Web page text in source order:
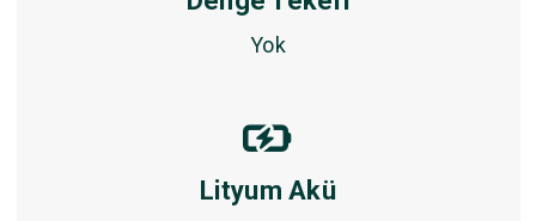
Yok
Lityum Akü